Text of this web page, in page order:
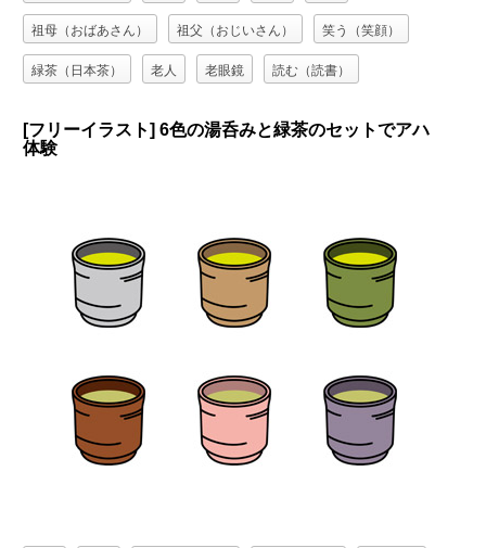
祖母（おばあさん） 祖父（おじいさん） 笑う（笑顔）
緑茶（日本茶） 老人 老眼鏡 読む（読書）
[フリーイラスト] 6色の湯呑みと緑茶のセットでアハ
体験